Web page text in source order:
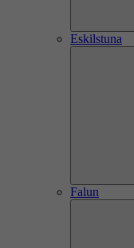
Eskilstuna
Falun